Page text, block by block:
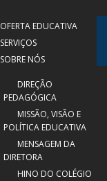
OFERTA EDUCATIVA
SERVIÇOS
SOBRE NÓS
DIREÇÃO
PEDAGÓGICA
MISSÃO, VISÃO E
POLÍTICA EDUCATIVA
MENSAGEM DA
DIRETORA
HINO DO COLÉGIO